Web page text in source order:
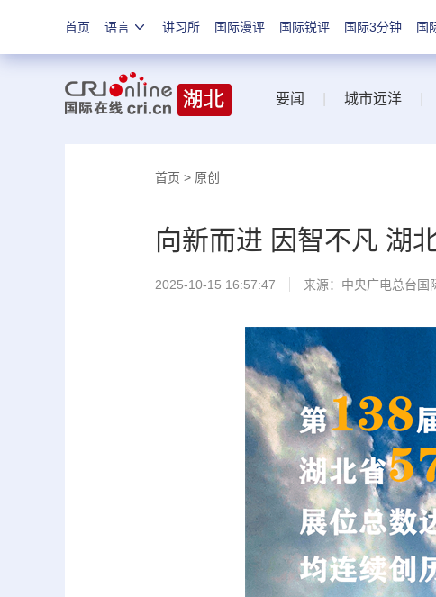
首页 语言 讲习所 国际漫评 国际锐评 国际3分钟 国
要闻 城市远洋
首页 > 原创
向新而进 因智不凡 湖
2025-10-15 16:57:47 来源：中央广电总台国